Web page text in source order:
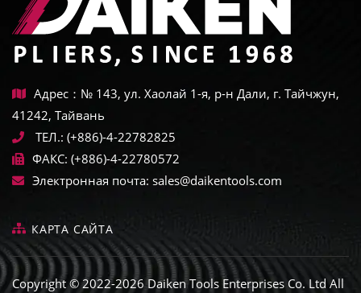
Адрес：№ 143, ул. Хаолай 1-я, р-н Дали, г. Тайчжун,
41242, Тайвань
ТЕЛ.: (+886)-4-22782825
ФАКС: (+886)-4-22780572
Электронная почта: sales@daikentools.com
КАРТА САЙТА
Copyright © 2022-2026 Daiken Tools Enterprises Co. Ltd All